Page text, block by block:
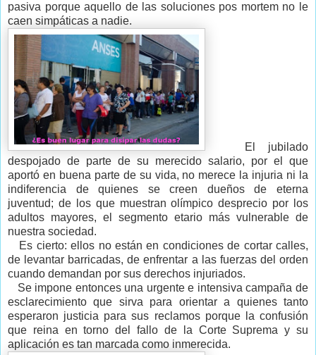
pasiva porque aquello de las soluciones pos mortem no le
caen simpáticas a nadie.
El jubilado
despojado de parte de su merecido salario, por el que
aportó en buena parte de su vida, no merece la injuria ni la
indiferencia de quienes se creen dueños de eterna
juventud; de los que muestran olímpico desprecio por los
adultos mayores, el segmento etario más vulnerable de
nuestra sociedad.
Es cierto: ellos no están en condiciones de cortar calles,
de levantar barricadas, de enfrentar a las fuerzas del orden
cuando demandan por sus derechos injuriados.
Se impone entonces una urgente e intensiva campaña de
esclarecimiento que sirva para orientar a quienes tanto
esperaron justicia para sus reclamos porque la confusión
que reina en torno del fallo de la Corte Suprema y su
aplicación es tan marcada como inmerecida.